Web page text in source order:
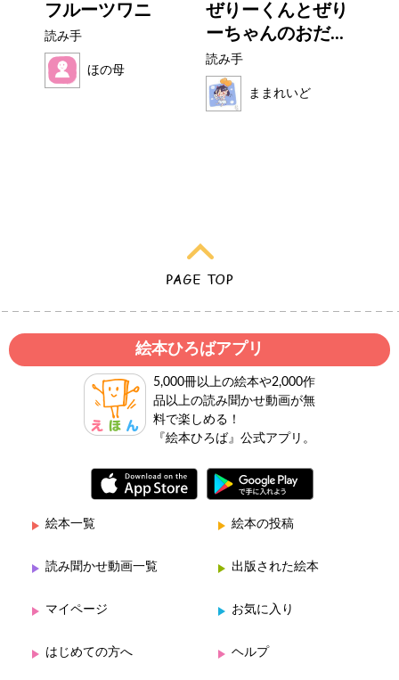
フルーツワニ
読み手
ほの母
ぜりーくんとぜり
ーちゃんのおだ...
読み手
ままれいど
絵本ひろばアプリ
5,000冊以上の絵本や2,000作
品以上の読み聞かせ動画が無
料で楽しめる！
『絵本ひろば』公式アプリ。
絵本一覧 絵本の投稿
読み聞かせ動画一覧 出版された絵本
マイページ お気に入り
はじめての方へ ヘルプ